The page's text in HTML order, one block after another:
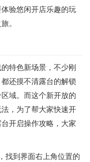
验悠闲开店乐趣的玩
。
特色新场景，不少刚
还摸不清露台的解锁
域。而这个新开放的
，为了帮大家快速开
开启操作攻略，大家
找到界面右上角位置的